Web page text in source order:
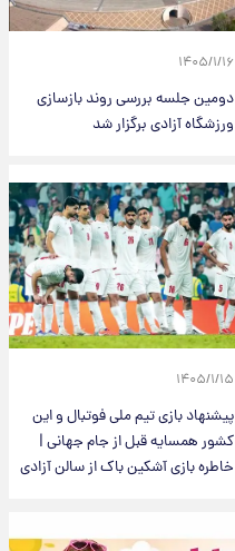
۱۴۰۵/۱/۱۶
دومین جلسه بررسی روند بازسازی
ورزشگاه آزادی برگزار شد
۱۴۰۵/۱/۱۵
پیشنهاد بازی تیم ملی فوتبال و این
کشور همسایه قبل از جام جهانی |
خاطره بازی آشکین باک از سالن آزادی